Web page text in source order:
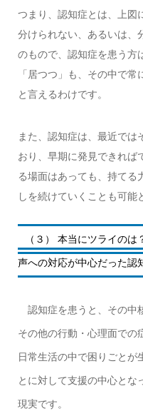
つまり、認知症とは、上図
分けられない、あるいは、
のもので、認知症を患う方
「居つつ」も、その中で
と言えるわけです。
また、認知症は、最近では
おり、早期に発見できれば
る場面はあっても、持てる
しを続けていくことも可能
（３） 本当にツライの
声への対応が中心だった認
認知症を患うと、その中
その他の行動・心理面での
日常生活の中で困りごとが
とに対して支援の中心とな
現実です。